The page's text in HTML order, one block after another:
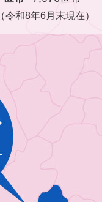
（令和8年6月末現在）